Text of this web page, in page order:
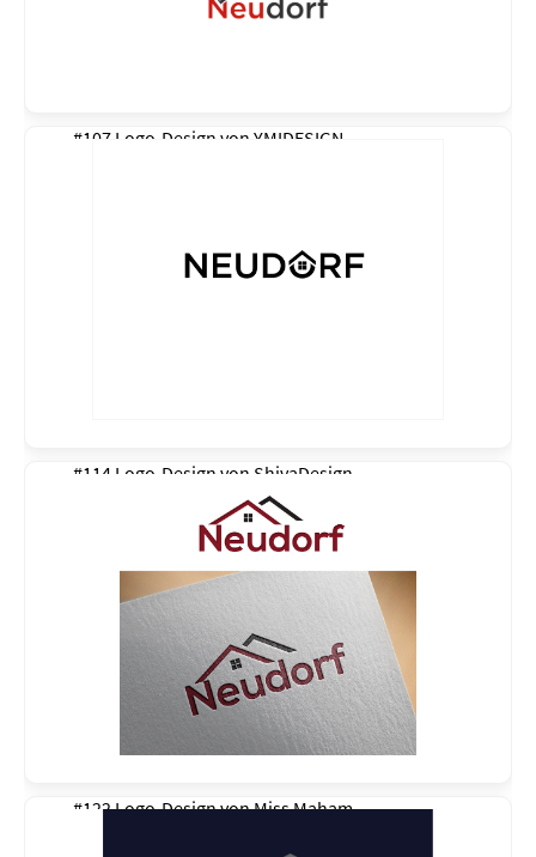
#107 Logo-Design von YMIDESIGN
#114 Logo-Design von ShivaDesign
#122 Logo-Design vonMiss Maham